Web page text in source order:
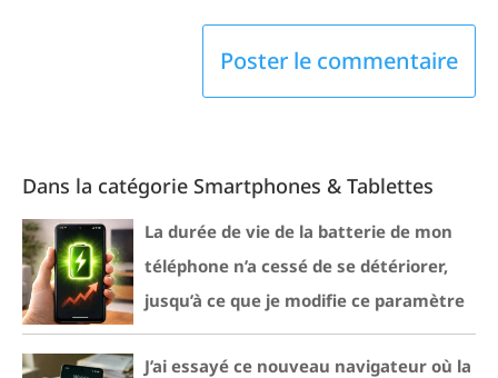
Dans la catégorie Smartphones & Tablettes
La durée de vie de la batterie de mon
téléphone n’a cessé de se détériorer,
jusqu’à ce que je modifie ce paramètre
J’ai essayé ce nouveau navigateur où la